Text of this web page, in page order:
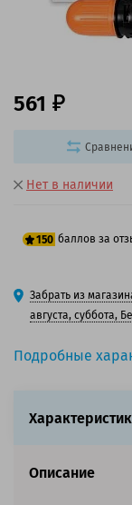
Подробные
Вид товара:
Цвет:Черный
Нет в наличии
561
150 баллов за
125 баллов
150 баллов
Забрать из
августа, суббота,
Описание